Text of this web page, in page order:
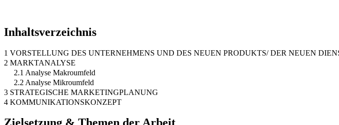
Inhaltsverzeichnis
1 VORSTELLUNG DES UNTERNEHMENS UND DES NEUEN PRODUKTS/ DER NEUEN
2 MARKTANALYSE
2.1 Analyse Makroumfeld
2.2 Analyse Mikroumfeld
3 STRATEGISCHE MARKETINGPLANUNG
4 KOMMUNIKATIONSKONZEPT